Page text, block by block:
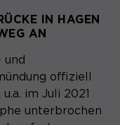
IN HAGEN S
AN
und
offiziell
im Juli 2021
unterbrochen